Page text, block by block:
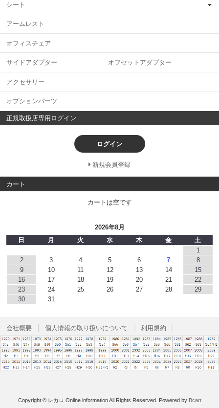
シート
アームレスト
オフィスチェア
サイドアダプター オフセットアダプター
アクセサリー
オプションパーツ
正規取扱店専用ログイン
ログイン
新規会員登録
カート
カートは空です
2026年8月
日
月 火 水 木 金
土
1
2
3 4 5 6 7
8
9
10 11 12 13 14
15
16
17 18 19 20 21
22
23
24 25 26 27 28
29
30
31
会社概要 個人情報の取り扱いについて 利用規約
Copyright © レカロ Online information All Rights Reserved. Powered by Bcart